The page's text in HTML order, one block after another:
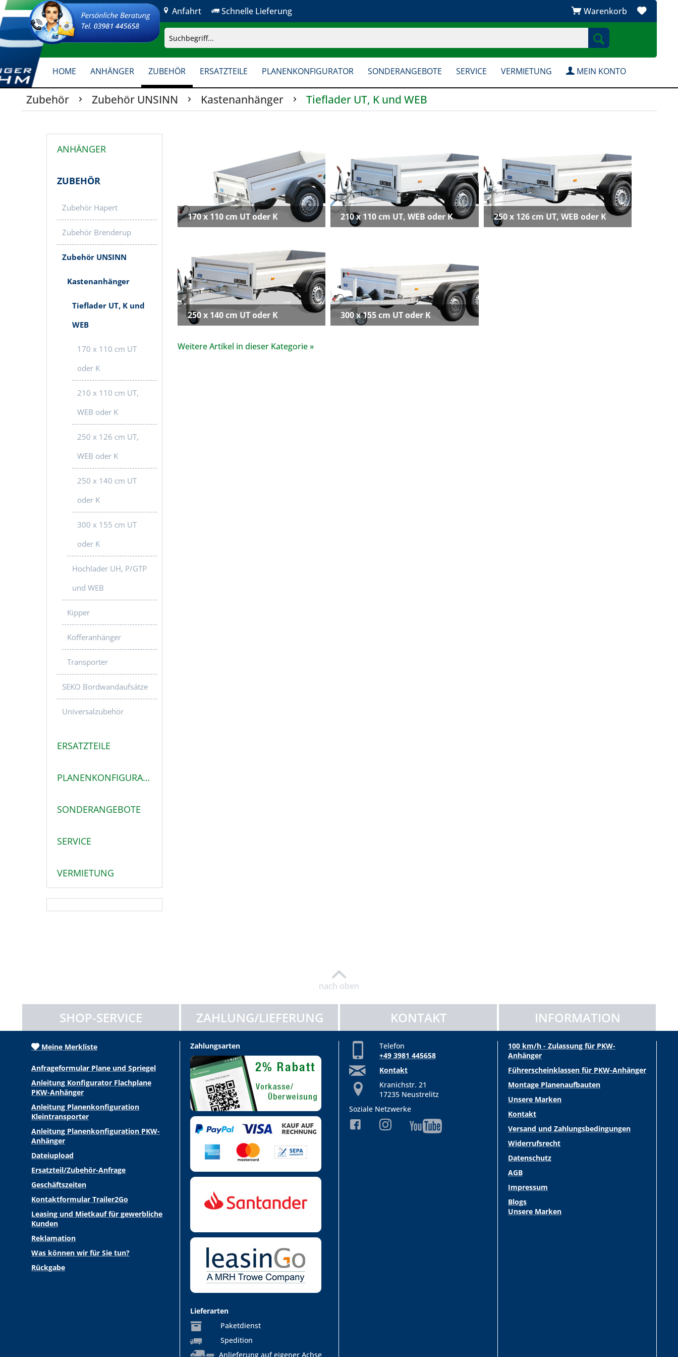
Anfahrt Schnelle Lieferung Warenkorb
HOME ANHÄNGER ZUBEHÖR ERSATZTEILE PLANENKONFIGURATOR SONDERANGEBOTE SERVICE VERMIETUNG MEIN KONTO
Zubehör Zubehör UNSINN Kastenanhänger Tieflader UT, K und WEB
ANHÄNGER
ZUBEHÖR
Zubehör Hapert
Zubehör Brenderup
Zubehör UNSINN
Kastenanhänger
Tieflader UT, K und
WEB
170 x 110 cm UT
oder K
210 x 110 cm UT,
WEB oder K
250 x 126 cm UT,
WEB oder K
250 x 140 cm UT
oder K
300 x 155 cm UT
oder K
Hochlader UH, P/GTP
und WEB
Kipper
Kofferanhänger
Transporter
SEKO Bordwandaufsätze
Universalzubehör
ERSATZTEILE
PLANENKONFIGURATOR
SONDERANGEBOTE
SERVICE
VERMIETUNG
170 x 110 cm UT oder K 210 x 110 cm UT, WEB oder K 250 x 126 cm UT, WEB oder K
250 x 140 cm UT oder K 300 x 155 cm UT oder K
Weitere Artikel in dieser Kategorie »
nach oben
SHOP-SERVICE ZAHLUNG/LIEFERUNG KONTAKT INFORMATION
Meine Merkliste
Anfrageformular Plane und Spriegel
Anleitung Konfigurator Flachplane
PKW-Anhänger
Anleitung Planenkonfiguration
Kleintransporter
Anleitung Planenkonfiguration PKW-
Anhänger
Dateiupload
Ersatzteil/Zubehör-Anfrage
Geschäftszeiten
Kontaktformular Trailer2Go
Leasing und Mietkauf für gewerbliche
Kunden
Reklamation
Was können wir für Sie tun?
Rückgabe
Zahlungsarten
Lieferarten
Paketdienst
Spedition
Anlieferung auf eigener Achse
Telefon
+49 3981 445658
Kontakt
Kranichstr. 21
17235 Neustrelitz
Soziale Netzwerke
100 km/h - Zulassung für PKW-
Anhänger
Führerscheinklassen für PKW-Anhänger
Montage Planenaufbauten
Unsere Marken
Kontakt
Versand und Zahlungsbedingungen
Widerrufsrecht
Datenschutz
AGB
Impressum
Blogs
Unsere Marken